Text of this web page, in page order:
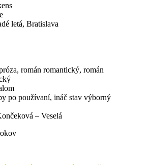
letá, Bratislava
román romantický, román
po používaní, ináč stav výborný
– Veselá